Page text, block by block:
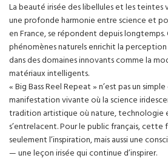
La beauté irisée des libellules et les teintes
une profonde harmonie entre science et
en France, se répondent depuis
phénomènes naturels enrichit la
dans des domaines innovants comme la
matériaux intelligents.
« Big Bass Reel Repeat » n’est pas un
manifestation vivante où la science
tradition artistique où nature, technologie
s’entrelacent. Pour le public français, cette
seulement l’inspiration, mais aussi une
— une leçon irisée qui continue d’inspirer.